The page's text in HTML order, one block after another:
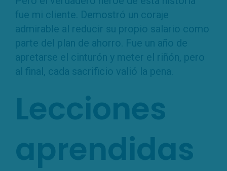
fue mi cliente. Demostró un coraje
admirable al reducir su propio salario como
parte del plan de ahorro. Fue un año de
apretarse el cinturón y meter el riñón, pero
al final, cada sacrificio valió la pena.
Lecciones
aprendidas